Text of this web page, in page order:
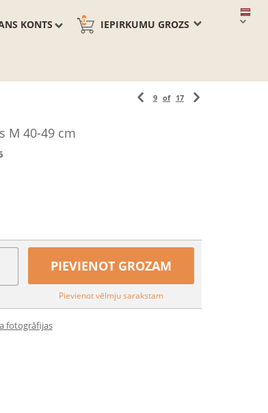
IEPIRKUMU GROZS
0
KONTS
9 of 17
M 40-49 cm
PIEVIENOT GROZAM
Pievienot vēlmju sarakstam
fotogrāfijas